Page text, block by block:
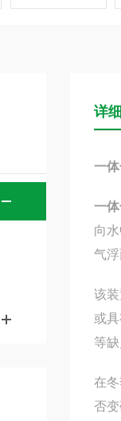
详
一
一
向
气
该
或
等
在
否